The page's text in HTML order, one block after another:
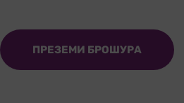
ПРЕЗЕМИ БРОШУРА